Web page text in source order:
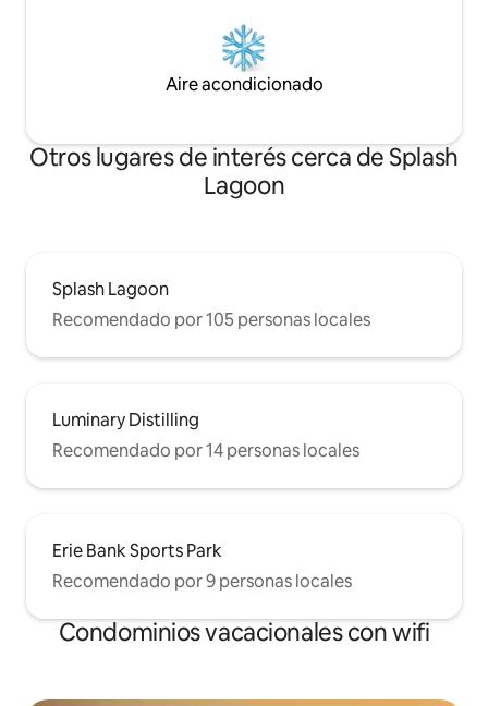
Aire acondicionado
Otros lugares de interés cerca de Splash
Lagoon
Splash Lagoon
Recomendado por 105 personas locales
Luminary Distilling
Recomendado por 14 personas locales
Erie Bank Sports Park
Recomendado por 9 personas locales
Condominios vacacionales con wifi